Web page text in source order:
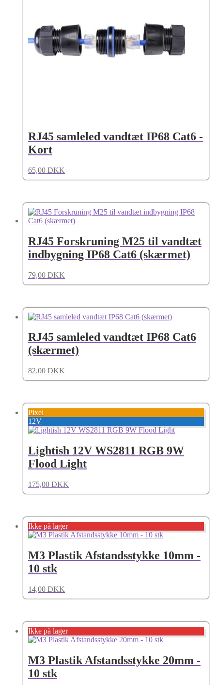
RJ45 samleled vandtæt IP68 Cat6 -
Kort
65,00 DKK
RJ45 Forskruning M25 til vandtæt
indbygning IP68 Cat6 (skærmet)
79,00 DKK
RJ45 samleled vandtæt IP68 Cat6
(skærmet)
82,00 DKK
Pixel
12V
Lightish 12V WS2811 RGB 9W
Flood Light
175,00 DKK
Ikke på lager
M3 Plastik Afstandsstykke 10mm -
10 stk
14,00 DKK
Ikke på lager
M3 Plastik Afstandsstykke 20mm -
10 stk